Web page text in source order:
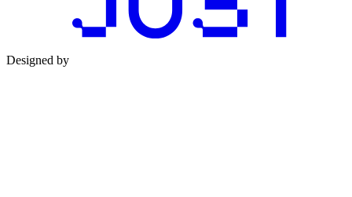
Designed by